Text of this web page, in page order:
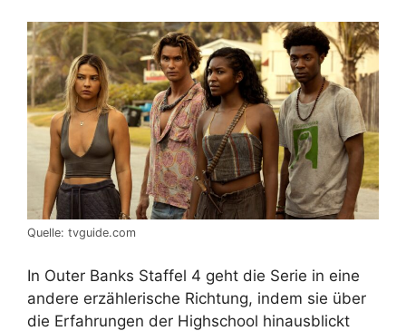
Quelle: tvguide.com
In Outer Banks Staffel 4 geht die Serie in eine
andere erzählerische Richtung, indem sie über
die Erfahrungen der Highschool hinausblickt